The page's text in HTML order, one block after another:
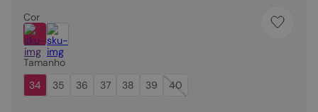
Cor
Tamanho
34
35 36 37 38 39 40
bolsa
sapatilha
óculos